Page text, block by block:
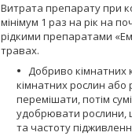
Витрата препарату при
мінімум 1 раз на рік на
рідкими препаратами
травах.
Добриво кімнатних
кімнатних рослин або
перемішати, потім
удобрювати рослини,
та частоту